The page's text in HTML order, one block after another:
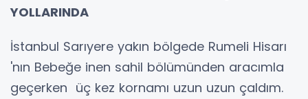
YOLLARINDA
İstanbul Sarıyere yakın bölgede Rumeli Hisarı
'nın Bebeğe inen sahil bölümünden aracımla
geçerken üç kez kornamı uzun uzun çaldım.